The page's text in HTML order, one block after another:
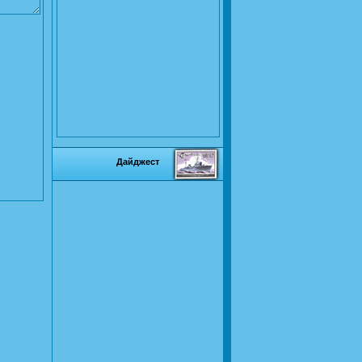
Дайджест